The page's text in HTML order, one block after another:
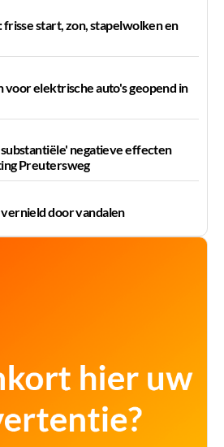
start, zon, stapelwolken en
voor elektrische auto's geopend in
negatieve effecten
Preutersweg
door vandalen